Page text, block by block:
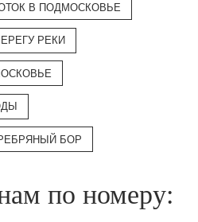
В ПОДМОСКОВЬЕ
РЕКИ
БОР
по номеру: